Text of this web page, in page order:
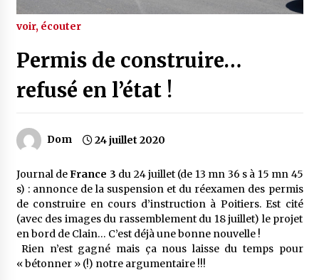
voir, écouter
Permis de construire…
refusé en l’état !
Dom 24 juillet 2020
Journal deFrance 3 du 24 juillet (de 13 mn 36 s à 15 mn 45
s) : annonce de la suspension et du réexamen des permis
de construire en cours d’instruction à Poitiers. Est cité
(avec des images du rassemblement du 18 juillet) le projet
en bord de Clain… C’est déjà une bonne nouvelle !
Rien n’est gagné mais ça nous laisse du temps pour
« bétonner » (!) notre argumentaire !!!